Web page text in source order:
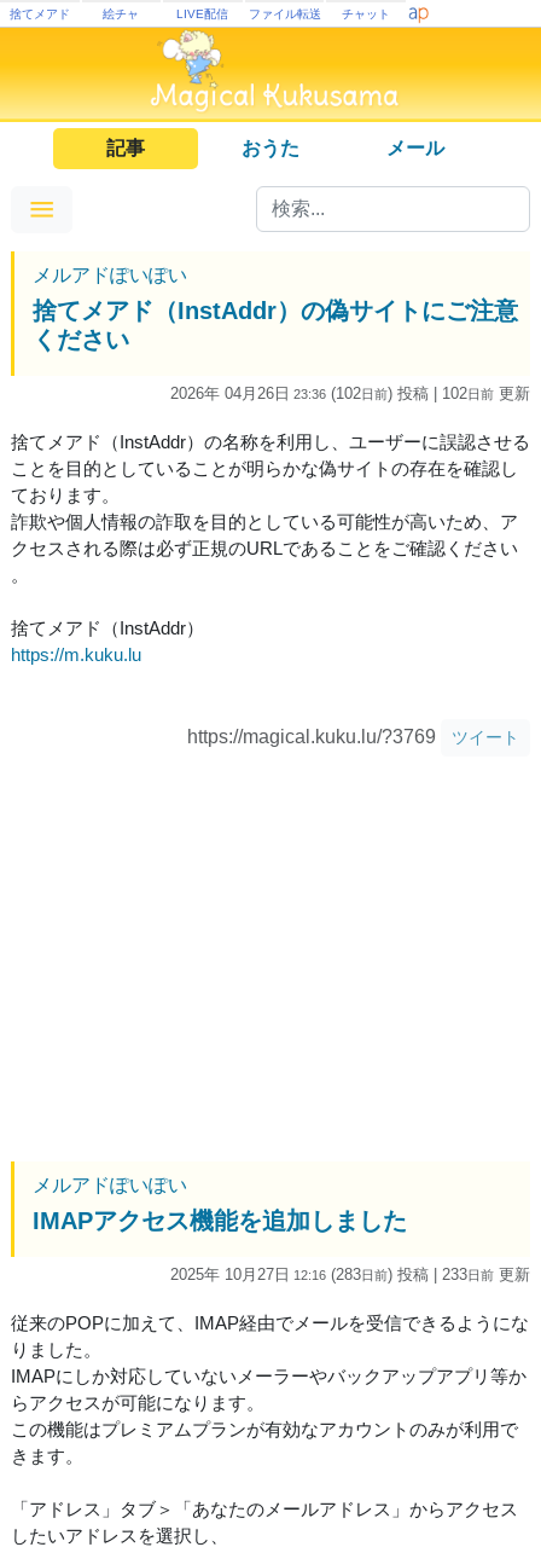
捨てメアド 絵チャ LIVE配信 ファイル転送 チャット
記事 おうた メール
メルアドぽいぽい
捨てメアド（InstAddr）の偽サイトにご注意
ください
2026年 04月26日 23:36 (102日前) 投稿 | 102日前 更新
捨てメアド（InstAddr）の名称を利用し、ユーザーに誤認させる
ことを目的としていることが明らかな偽サイトの存在を確認し
ております。
詐欺や個人情報の詐取を目的としている可能性が高いため、ア
クセスされる際は必ず正規のURLであることをご確認ください
。
捨てメアド（InstAddr）
https://m.kuku.lu
https://magical.kuku.lu/?3769 ツイート
メルアドぽいぽい
IMAPアクセス機能を追加しました
2025年 10月27日 12:16 (283日前) 投稿 | 233日前 更新
従来のPOPに加えて、IMAP経由でメールを受信できるようにな
りました。
IMAPにしか対応していないメーラーやバックアップアプリ等か
らアクセスが可能になります。
この機能はプレミアムプランが有効なアカウントのみが利用で
きます。
「アドレス」タブ＞「あなたのメールアドレス」からアクセス
したいアドレスを選択し、